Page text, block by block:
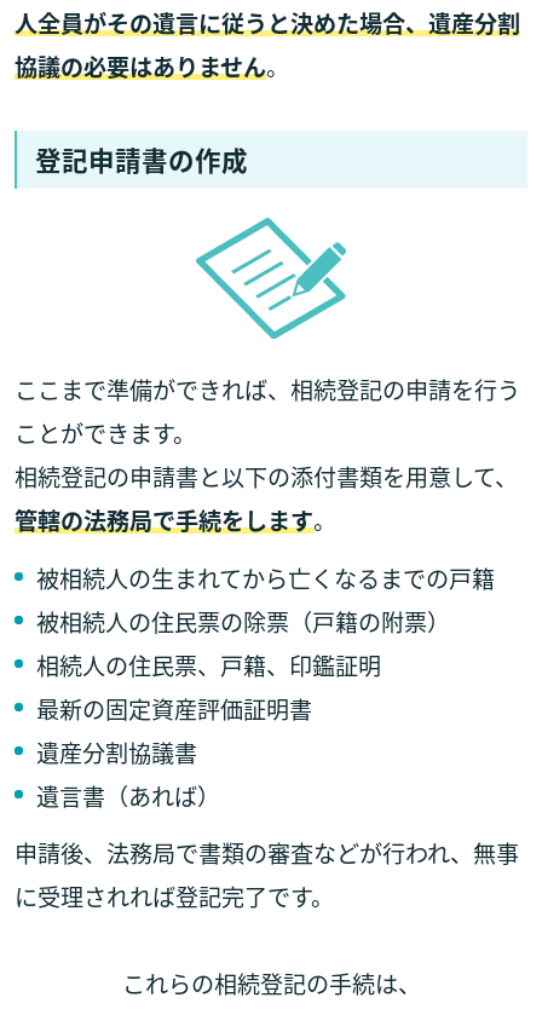
人全員がその遺言に従うと決めた場合、遺産分割
協議の必要はありません。
登記申請書の作成
ここまで準備ができれば、相続登記の申請を行う
ことができます。
相続登記の申請書と以下の添付書類を用意して、
管轄の法務局で手続をします。
被相続人の生まれてから亡くなるまでの戸籍
被相続人の住民票の除票（戸籍の附票）
相続人の住民票、戸籍、印鑑証明
最新の固定資産評価証明書
遺産分割協議書
遺言書（あれば）
申請後、法務局で書類の審査などが行われ、無事
に受理されれば登記完了です。
これらの相続登記の手続は、